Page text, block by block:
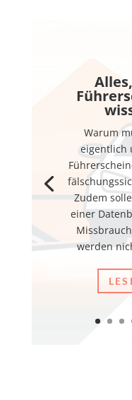
Warum
eigentlich
Zudem
einer
werden